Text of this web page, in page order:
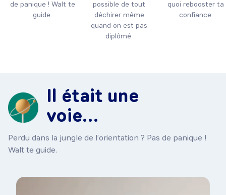
de panique ! Walt te
guide.
possible de tout
déchirer même
quand on est pas
diplômé.
quoi rebooster ta
confiance.
Il était une
voie…
Perdu dans la jungle de l’orientation ? Pas de panique !
Walt te guide.